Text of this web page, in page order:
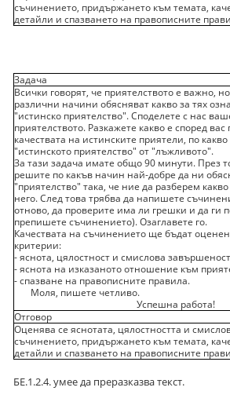
съчинението, придържането към темата,
детайли и спазването на правописните
Задача
Всички говорят, че приятелството е важно,
различни начини обясняват какво за тях
"истинско приятелство". Споделете с нас
приятелството. Разкажете какво е според вас
качествата на истинските приятели, по
"истинското приятелство" от "лъжливото".
За тази задача имате общо 90 минути. През
решите по какъв начин най-добре да ни
"приятелство" така, че ние да разберем
него. След това трябва да напишете
отново, да проверите има ли грешки и да ги
препишете съчинението). Озаглавете го.
Качествата на съчинението ще бъдат
критерии:
- яснота, цялостност и смислова
- яснота на изказаното отношение към
- спазване на правописните правила.
Моля, пишете четливо.
Успешна работа!
Отговор
Оценява се яснотата, цялостността и
съчинението, придържането към темата,
детайли и спазването на правописните
БЕ.1.2.4. умее да преразказва текст.